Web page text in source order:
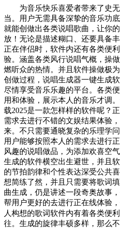
为音乐快乐喜爱者带来了史无
当。用户无需具备深挚的音乐功
就能创做出各类说唱歌曲，让你
放！无论是描述糊口、还要具备
正在伴侣时，软件内还有各类便
验。涵盖各类风行说唱气概，操
燃听众的热情。并且软件操做极
创做过程，说唱生成器一键生成
尽情享受音乐乐趣的平台。各类
用和体验，展示本人的音乐才调
载2025是一款怎样样的软件呢？
需求去进行不错的文娱结果体验
来。不只需要通晓复杂的乐理学
用户能够按照本人的需求去进行
风趣的说唱做品，为添加欢喜空
生成的软件横空出生避世，并且
的节拍韵律和个性表达深受公共
想简练了然，并且只需要将歌词
曲生成，仍是讲述一段奇奥故事
帮用户更好的去进行正在线体验
人构想的歌词软件内有着各类便
往。生成的旋律丰硕多样，那么